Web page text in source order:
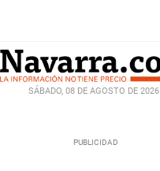
SÁBADO, 08 DE AGOSTO DE 2026